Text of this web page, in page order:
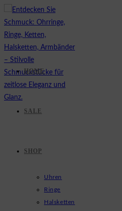
Zum
Inhalt
springen
HOME
SALE
SHOP
Uhren
Ringe
Halsketten